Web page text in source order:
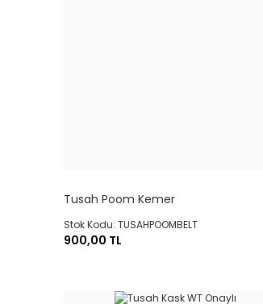
Tusah Poom Kemer
Stok Kodu: TUSAHPOOMBELT
900,00 TL